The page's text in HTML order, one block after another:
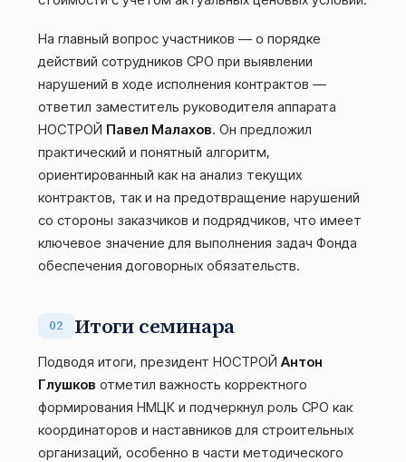
На главный вопрос участников — о порядке
действий сотрудников СРО при выявлении
нарушений в ходе исполнения контрактов —
ответил заместитель руководителя аппарата
НОСТРОЙ Павел Малахов. Он предложил
практический и понятный алгоритм,
ориентированный как на анализ текущих
контрактов, так и на предотвращение нарушений
со стороны заказчиков и подрядчиков, что имеет
ключевое значение для выполнения задач Фонда
обеспечения договорных обязательств.
02 Итоги семинара
Подводя итоги, президент НОСТРОЙ Антон
Глушков отметил важность корректного
формирования НМЦК и подчеркнул роль СРО как
координаторов и наставников для строительных
организаций, особенно в части методического